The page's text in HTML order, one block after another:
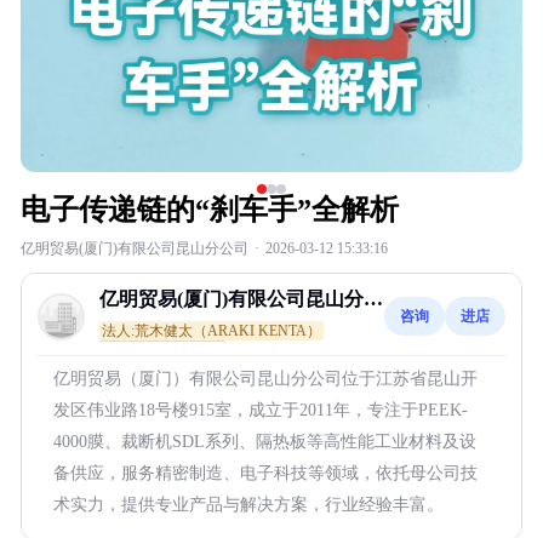
电子传递链的“刹车手”全解析
亿明贸易(厦门)有限公司昆山分公司 · 2026-03-12 15:33:16
亿明贸易(厦门)有限公司昆山分公
司
法人:荒木健太（ARAKI KENTA）
咨询 进店
亿明贸易（厦门）有限公司昆山分公司位于江苏省昆山开
发区伟业路18号楼915室，成立于2011年，专注于PEEK-
4000膜、裁断机SDL系列、隔热板等高性能工业材料及设
备供应，服务精密制造、电子科技等领域，依托母公司技
术实力，提供专业产品与解决方案，行业经验丰富。